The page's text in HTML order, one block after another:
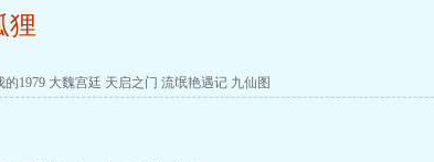
狸
的1979 大魏宫廷 天启之门 流氓艳遇记 九仙图